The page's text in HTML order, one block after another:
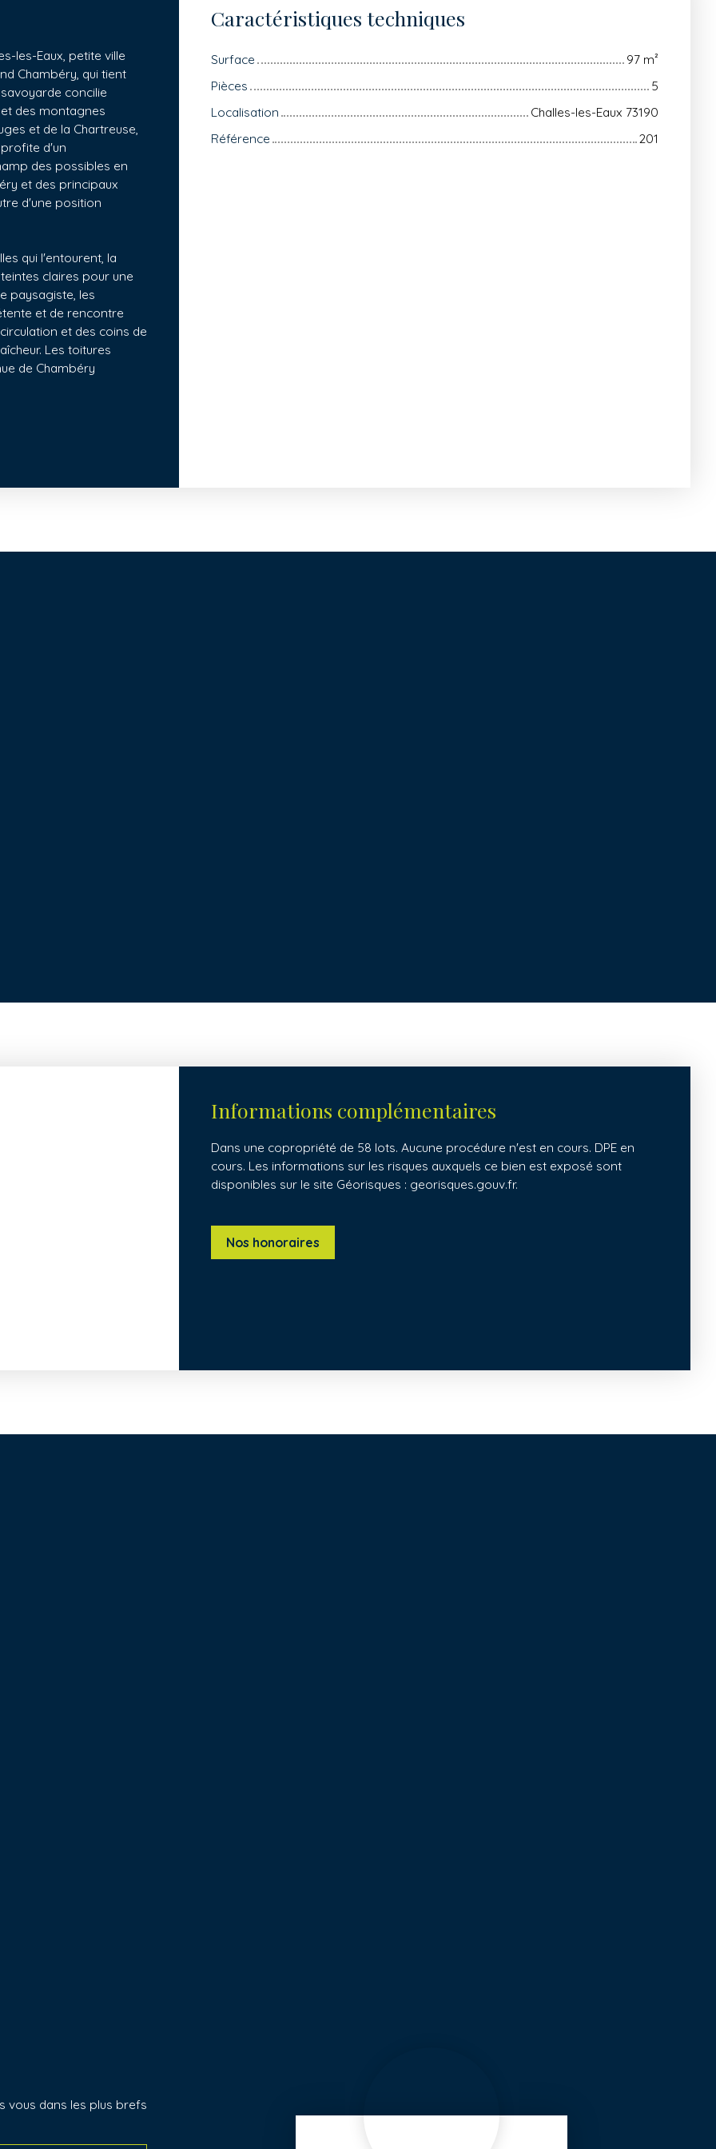
les-Eaux, petite ville
Chambéry, qui tient
concilie
des montagnes
et de la Chartreuse,
d'un
des possibles en
et des principaux
d'une position
qui l'entourent, la
claires pour une
paysagiste, les
et de rencontre
et des coins de
Les toitures
de Chambéry
Caractéristiques techniques
Surface 97 m²
Pièces
5
Localisation
Challes-les-Eaux 73190
Référence
201
Informations complémentaires
Dans une copropriété de 58 lots. Aucune procédure n'est en cours. DPE en
cours. Les informations sur les risques auxquels ce bien est exposé sont
disponibles sur le site Géorisques : georisques.gouv.fr.
Nos honoraires
vous dans les plus brefs